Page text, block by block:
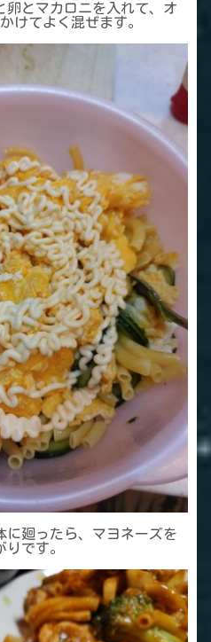
とマカロニを入れて、オ
けてよく混ぜます。
廻ったら、マヨネーズを
です。